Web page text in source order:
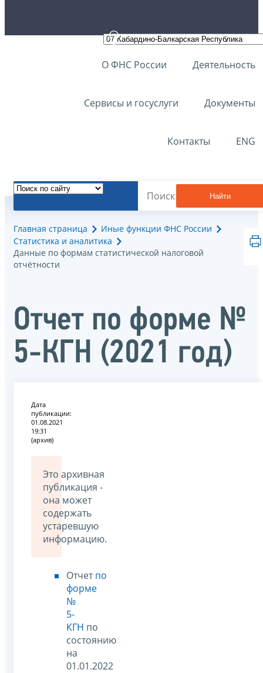
О ФНС России Деятельность
Сервисы и госуслуги Документы
Контакты ENG
Найти
Главная страница
Иные функции ФНС России
Статистика и аналитика
Данные по формам статистической налоговой
отчётности
Отчет по форме №
5-КГН (2021 год)
Дата
публикации:
01.08.2021
19:31
(архив)
Это архивная
публикация -
она может
содержать
устаревшую
информацию.
Отчетпо
форме
№
5-
КГН по
состоянию
на
01.01.2022